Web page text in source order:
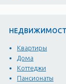
Квартиры
Дома
Коттеджи
Пансионаты